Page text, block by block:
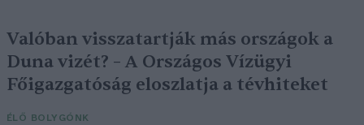
Valóban visszatartják más országok a
Duna vizét? – A Országos Vízügyi
Főigazgatóság eloszlatja a tévhiteket
ÉLŐ BOLYGÓNK